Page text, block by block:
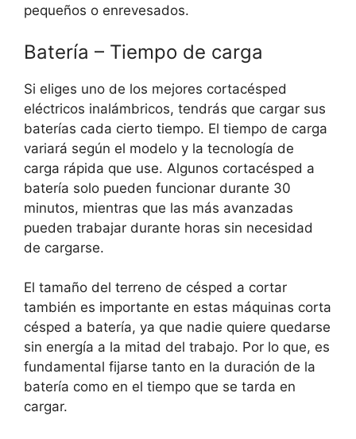
pequeños o enrevesados.
Batería – Tiempo de carga
Si eliges uno de los mejores cortacésped
eléctricos inalámbricos, tendrás que cargar sus
baterías cada cierto tiempo. El tiempo de carga
variará según el modelo y la tecnología de
carga rápida que use. Algunos cortacésped a
batería solo pueden funcionar durante 30
minutos, mientras que las más avanzadas
pueden trabajar durante horas sin necesidad
de cargarse.
El tamaño del terreno de césped a cortar
también es importante en estas máquinas corta
césped a batería, ya que nadie quiere quedarse
sin energía a la mitad del trabajo. Por lo que, es
fundamental fijarse tanto en la duración de la
batería como en el tiempo que se tarda en
cargar.